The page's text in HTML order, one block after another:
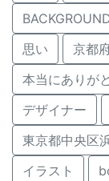
思い
京都
本当にありが
デザイナー
東京都中央区
イラスト